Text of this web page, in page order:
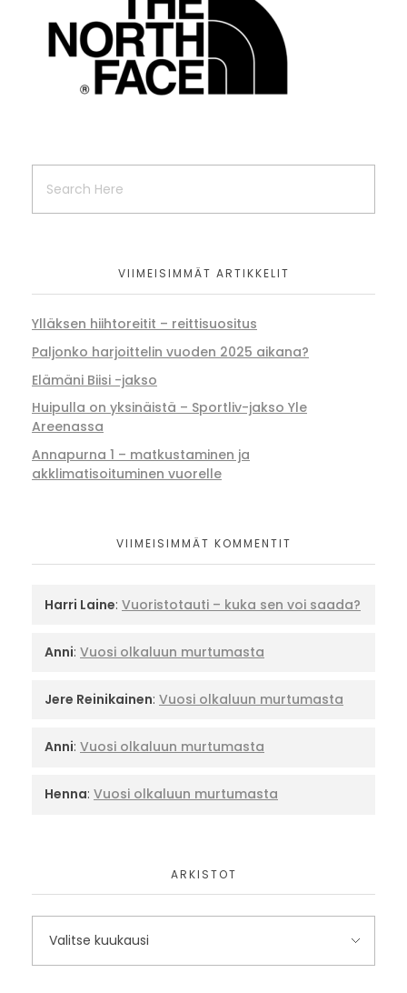
VIIMEISIMMÄT ARTIKKELIT
Ylläksen hiihtoreitit – reittisuositus
Paljonko harjoittelin vuoden 2025 aikana?
Elämäni Biisi -jakso
Huipulla on yksinäistä – Sportliv-jakso Yle
Areenassa
Annapurna 1 – matkustaminen ja
akklimatisoituminen vuorelle
VIIMEISIMMÄT KOMMENTIT
Harri Laine: Vuoristotauti – kuka sen voi saada?
Anni: Vuosi olkaluun murtumasta
Jere Reinikainen: Vuosi olkaluun murtumasta
Anni: Vuosi olkaluun murtumasta
Henna: Vuosi olkaluun murtumasta
ARKISTOT